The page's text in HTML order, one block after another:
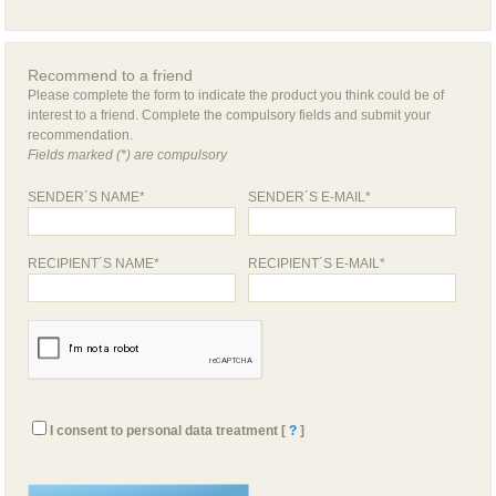
Recommend to a friend
Please complete the form to indicate the product you think could be of
interest to a friend. Complete the compulsory fields and submit your
recommendation.
Fields marked (*) are compulsory
SENDER´S NAME* SENDER´S E-MAIL*
RECIPIENT´S NAME* RECIPIENT´S E-MAIL*
I consent to personal data treatment [ ? ]